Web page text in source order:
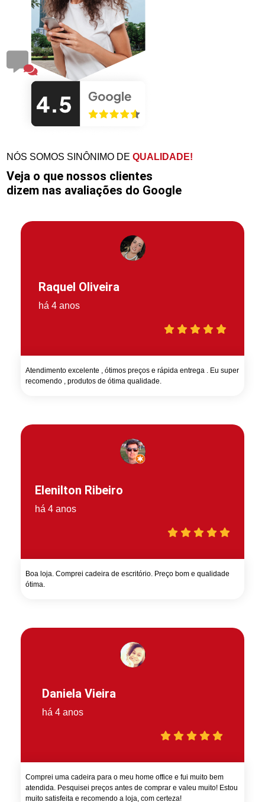
NÓS SOMOS SINÔNIMO DEQUALIDADE!
Veja o que nossos clientes
dizem nas avaliações do Google
Raquel Oliveira
há 4 anos
Atendimento excelente , ótimos preços e rápida entrega . Eu super
recomendo , produtos de ótima qualidade.
Elenilton Ribeiro
há 4 anos
Boa loja. Comprei cadeira de escritório. Preço bom e qualidade
ótima.
Daniela Vieira
há 4 anos
Comprei uma cadeira para o meu home office e fui muito bem
atendida. Pesquisei preços antes de comprar e valeu muito! Estou
muito satisfeita e recomendo a loja, com certeza!